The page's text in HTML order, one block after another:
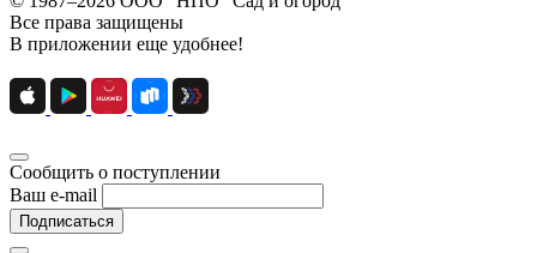
Все права защищены
В приложении еще удобнее!
Сообщить о поступлении
Ваш e-mail
Подписаться